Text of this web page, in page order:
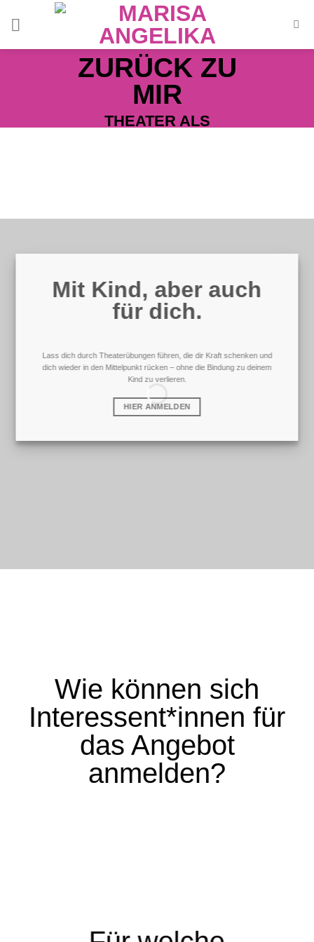
ZURÜCK ZU
MIR
THEATER ALS
Mit Kind, aber auch
für dich.
Lass dich durch Theaterübungen führen, die dir Kraft schenken und
dich wieder in den Mittelpunkt rücken – ohne die Bindung zu deinem
Kind zu verlieren.
HIER ANMELDEN
Wie können sich
Interessent*innen für
das Angebot
anmelden?
Die Anmeldung erfolgt
perMail oder über das
Anmeldeformular .